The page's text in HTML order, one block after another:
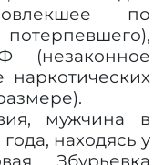
по
наркотических
мужчина в
находясь у